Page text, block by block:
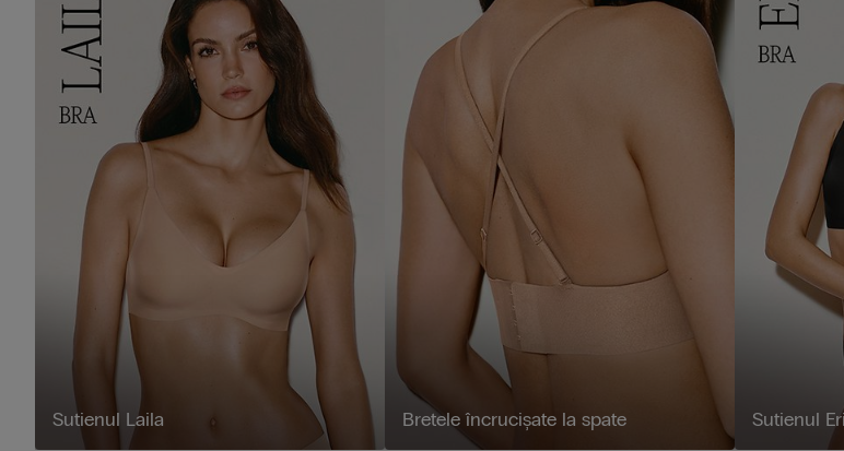
Sutienul Laila Bretele încrucișate la spate Sutienul Eri